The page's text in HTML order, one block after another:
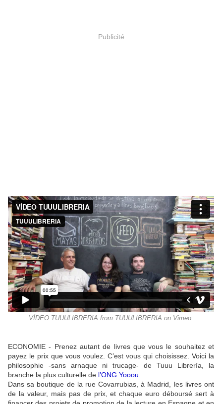
Publicité
VÍDEO TUUULIBRERIA from TUUULIBRERIA on Vimeo.
ECONOMIE - Prenez autant de livres que vous le souhaitez et
payez le prix que vous voulez. C’est vous qui choisissez. Voici la
philosophie -sans arnaque ni trucage- de Tuuu Librería, la
branche la plus culturelle de l’ONG Yooou
Dans sa boutique de la rue Covarrubias, à Madrid, les livres ont
de la valeur, mais pas de prix, et chaque euro déboursé sert à